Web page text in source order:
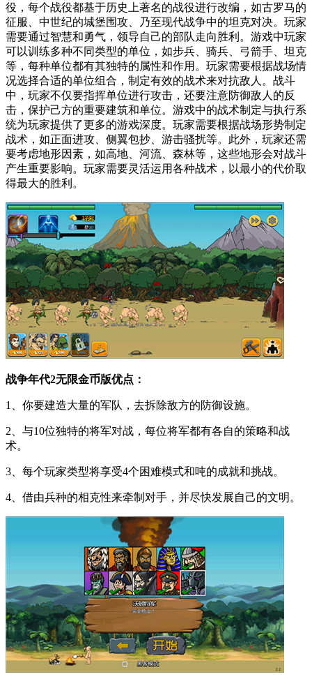
役，每个战役都基于历史上著名的战役进行改编，如古罗马的
征服、中世纪的城堡围攻、乃至现代战争中的坦克对决。玩家
需要通过智慧和勇气，领导自己的部队走向胜利。游戏中玩家
可以训练多种不同类型的单位，如步兵、骑兵、弓箭手、坦克
等，每种单位都有其独特的属性和作用。玩家需要根据战场情
况选择合适的单位组合，制定有效的战术来对抗敌人。战斗
中，玩家不仅要指挥单位进行攻击，还要注意防御敌人的反
击，保护己方的重要建筑和单位。游戏中的战术制定与执行系
统为玩家提供了更多的游戏深度。玩家需要根据战场形势制定
战术，如正面进攻、侧翼包抄、游击骚扰等。此外，玩家还需
要考虑地形因素，如高地、河流、森林等，这些地形会对战斗
产生重要影响。玩家需要灵活运用各种战术，以最小的代价取
得最大的胜利。
战争年代2无限金币版优点：
1、你要建造大量的军队，去拆除敌方的防御设施。
2、与10位独特的将军对战，每位将军都有各自的策略和战
术。
3、每个玩家类型将享受4个困难模式和吨的成就和挑战。
4、借由兵种的相克性来牵制对手，并尽快发展自己的文明。